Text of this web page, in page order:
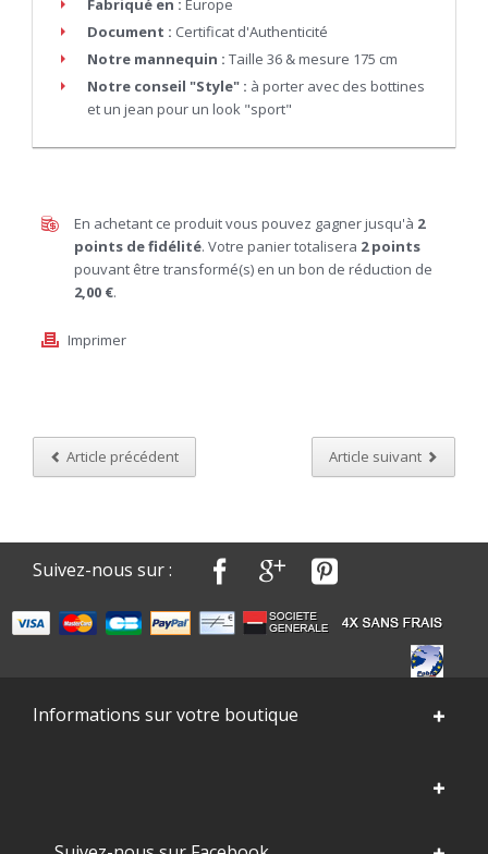
Fabriqué en : Europe
Document : Certificat d'Authenticité
Notre mannequin : Taille 36 & mesure 175 cm
Notre conseil "Style" : à porter avec des bottines
et un jean pour un look "sport"
En achetant ce produit vous pouvez gagner jusqu'à 2
points de fidélité. Votre panier totalisera 2points
pouvant être transformé(s) en un bon de réduction de
2,00 €.
Imprimer
Article précédent Article suivant
Suivez-nous sur :
Informations sur votre boutique